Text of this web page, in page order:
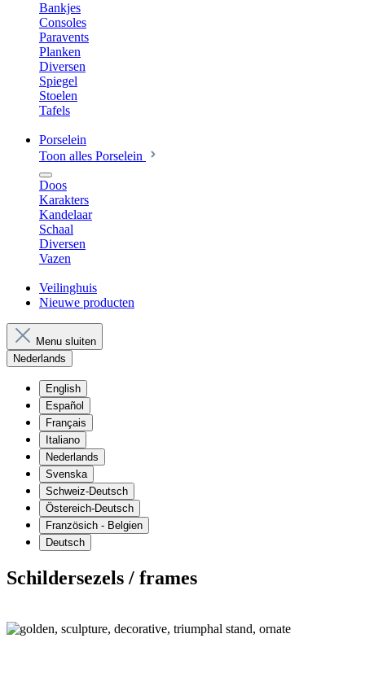
Bankjes
Consoles
Paravents
Planken
Diversen
Spiegel
Stoelen
Tafels
Porselein
Toon alles Porselein
Doos
Karakters
Kandelaar
Schaal
Diversen
Vazen
Veilinghuis
Nieuwe producten
Menu sluiten
Nederlands
English
Español
Français
Italiano
Nederlands
Svenska
Schweiz-Deutsch
Östereich-Deutsch
Französich - Belgien
Deutsch
Schildersezels / frames